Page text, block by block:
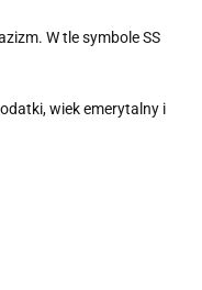
W tle symbole SS
wiek emerytalny i